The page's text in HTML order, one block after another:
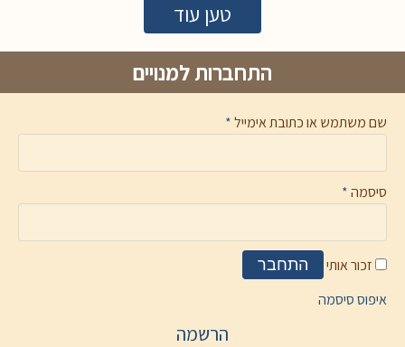
טען עוד
התחברות למנויים
שם משתמש או כתובת אימייל*
סיסמה*
זכור אותי התחבר
איפוס סיסמה
הרשמה